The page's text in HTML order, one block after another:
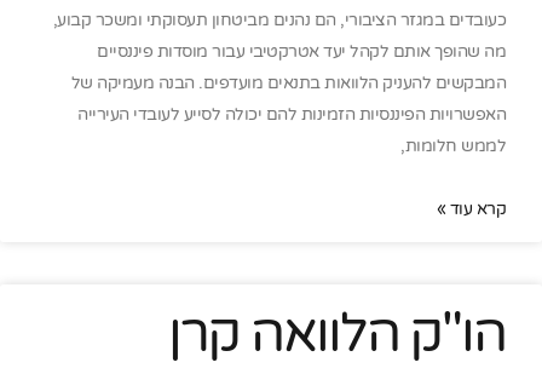
כעובדים במגזר הציבורי, הם נהנים מביטחון תעסוקתי ומשכר קבוע,
מה שהופך אותם לקהל יעד אטרקטיבי עבור מוסדות פיננסיים
המבקשים להעניק הלוואות בתנאים מועדפים. הבנה מעמיקה של
האפשרויות הפיננסיות הזמינות להם יכולה לסייע לעובדי העירייה
לממש חלומות,
קרא עוד »
הו"ק הלוואה קרן